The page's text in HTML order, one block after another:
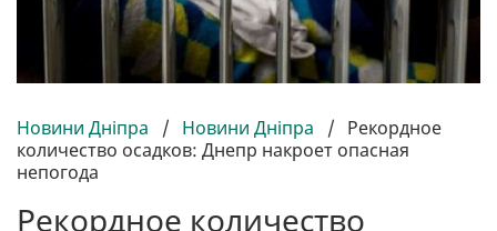
Новини Дніпра / Новини Дніпра / Рекордное
количество осадков: Днепр накроет опасная
непогода
Рекордное количество